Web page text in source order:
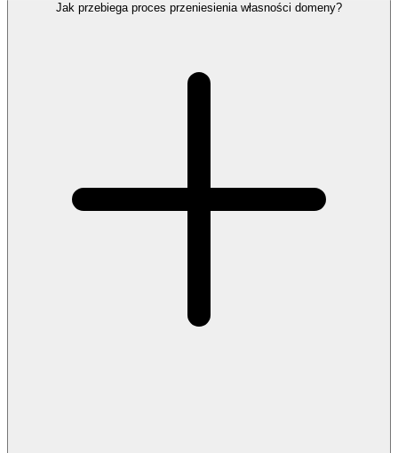
Jak przebiega proces przeniesienia własności domeny?